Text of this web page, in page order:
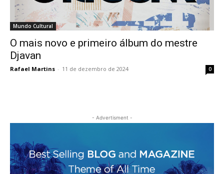
Mundo Cultural
O mais novo e primeiro álbum do mestre
Djavan
Rafael Martins - 11 de dezembro de 2024 0
- Advertisment -